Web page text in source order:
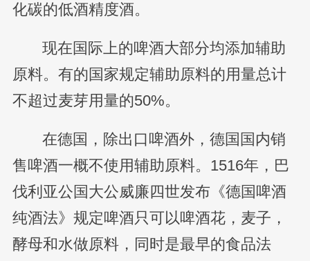
化碳的低酒精度酒。
现在国际上的啤酒大部分均添加辅助
原料。有的国家规定辅助原料的用量总计
不超过麦芽用量的50%。
在德国，除出口啤酒外，德国国内销
售啤酒一概不使用辅助原料。1516年，巴
伐利亚公国大公威廉四世发布《德国啤酒
纯酒法》规定啤酒只可以啤酒花，麦子，
酵母和水做原料，同时是最早的食品法